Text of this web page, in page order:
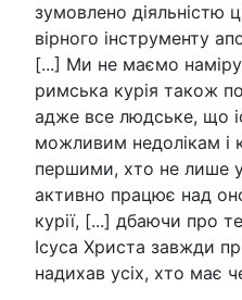
зумовлено діяльністю
вірного інструменту
[...] Ми не маємо
римська курія також
адже все людське, що
можливим недолікам і
першими, хто не лише
активно працює над
курії, [...] дбаючи про
Ісуса Христа завжди
надихав усіх, хто має